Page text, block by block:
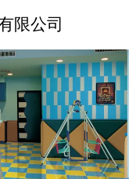
限公司